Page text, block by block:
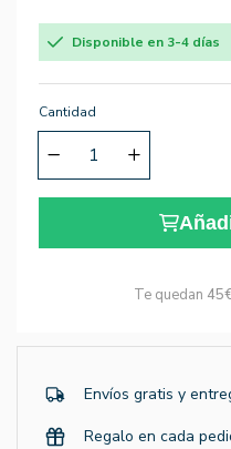
Disponible en 3-4 días
Cantidad
Te quedan
Envíos gratis y
Regalo en cada